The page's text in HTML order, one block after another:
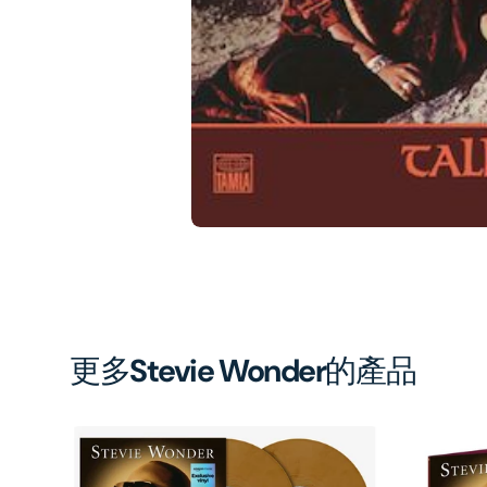
in
更多Stevie Wonder的產品